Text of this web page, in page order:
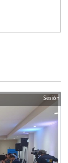
Sesión